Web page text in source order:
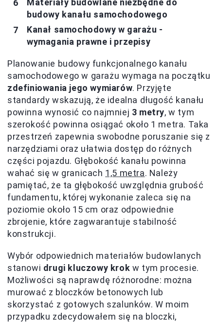
Materiały budowlane niezbędne do
budowy kanału samochodowego
Kanał samochodowy w garażu -
wymagania prawne i przepisy
Planowanie budowy funkcjonalnego kanału
samochodowego w garażu wymaga na początku
zdefiniowania jego wymiarów. Przyjęte
standardy wskazują, że idealna długość kanału
powinna wynosić co najmniej 3 metry, w tym
szerokość powinna osiągać około 1 metra. Taka
przestrzeń zapewnia swobodne poruszanie się z
narzędziami oraz ułatwia dostęp do różnych
części pojazdu. Głębokość kanału powinna
wahać się w granicach 1,5 metra. Należy
pamiętać, że ta głębokość uwzględnia grubość
fundamentu, której wykonanie zaleca się na
poziomie około 15 cm oraz odpowiednie
zbrojenie, które zagwarantuje stabilność
konstrukcji.
Wybór odpowiednich materiałów budowlanych
stanowi drugi kluczowy krok w tym procesie.
Możliwości są naprawdę różnorodne: można
murować z bloczków betonowych lub
skorzystać z gotowych szalunków. W moim
przypadku zdecydowałem się na bloczki,